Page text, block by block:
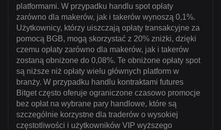
platformami. W przypadku handlu spot opłaty
zarówno dla makerów, jak i takerów wynoszą 0,1%.
Użytkownicy, którzy uiszczają opłaty transakcyjne za
pomocą BGB, mogą skorzystać z 20% zniżki, dzięki
czemu opłaty zarówno dla makerów, jak i takerów
zostaną obniżone do 0,08%. Te obniżone opłaty spot
są niższe niż opłaty wielu głównych platform w
branży. W przypadku handlu kontraktami futures
Bitget często oferuje ograniczone czasowo promocje
bez opłat na wybrane pary handlowe, które są
szczególnie korzystne dla traderów o wysokiej
częstotliwości i użytkowników VIP wyższego